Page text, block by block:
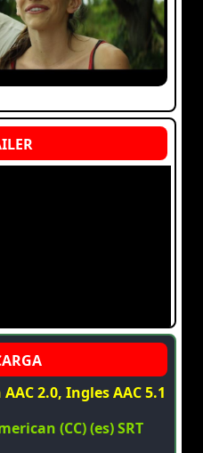
2.0, Ingles AAC 5.1
(CC) (es) SRT